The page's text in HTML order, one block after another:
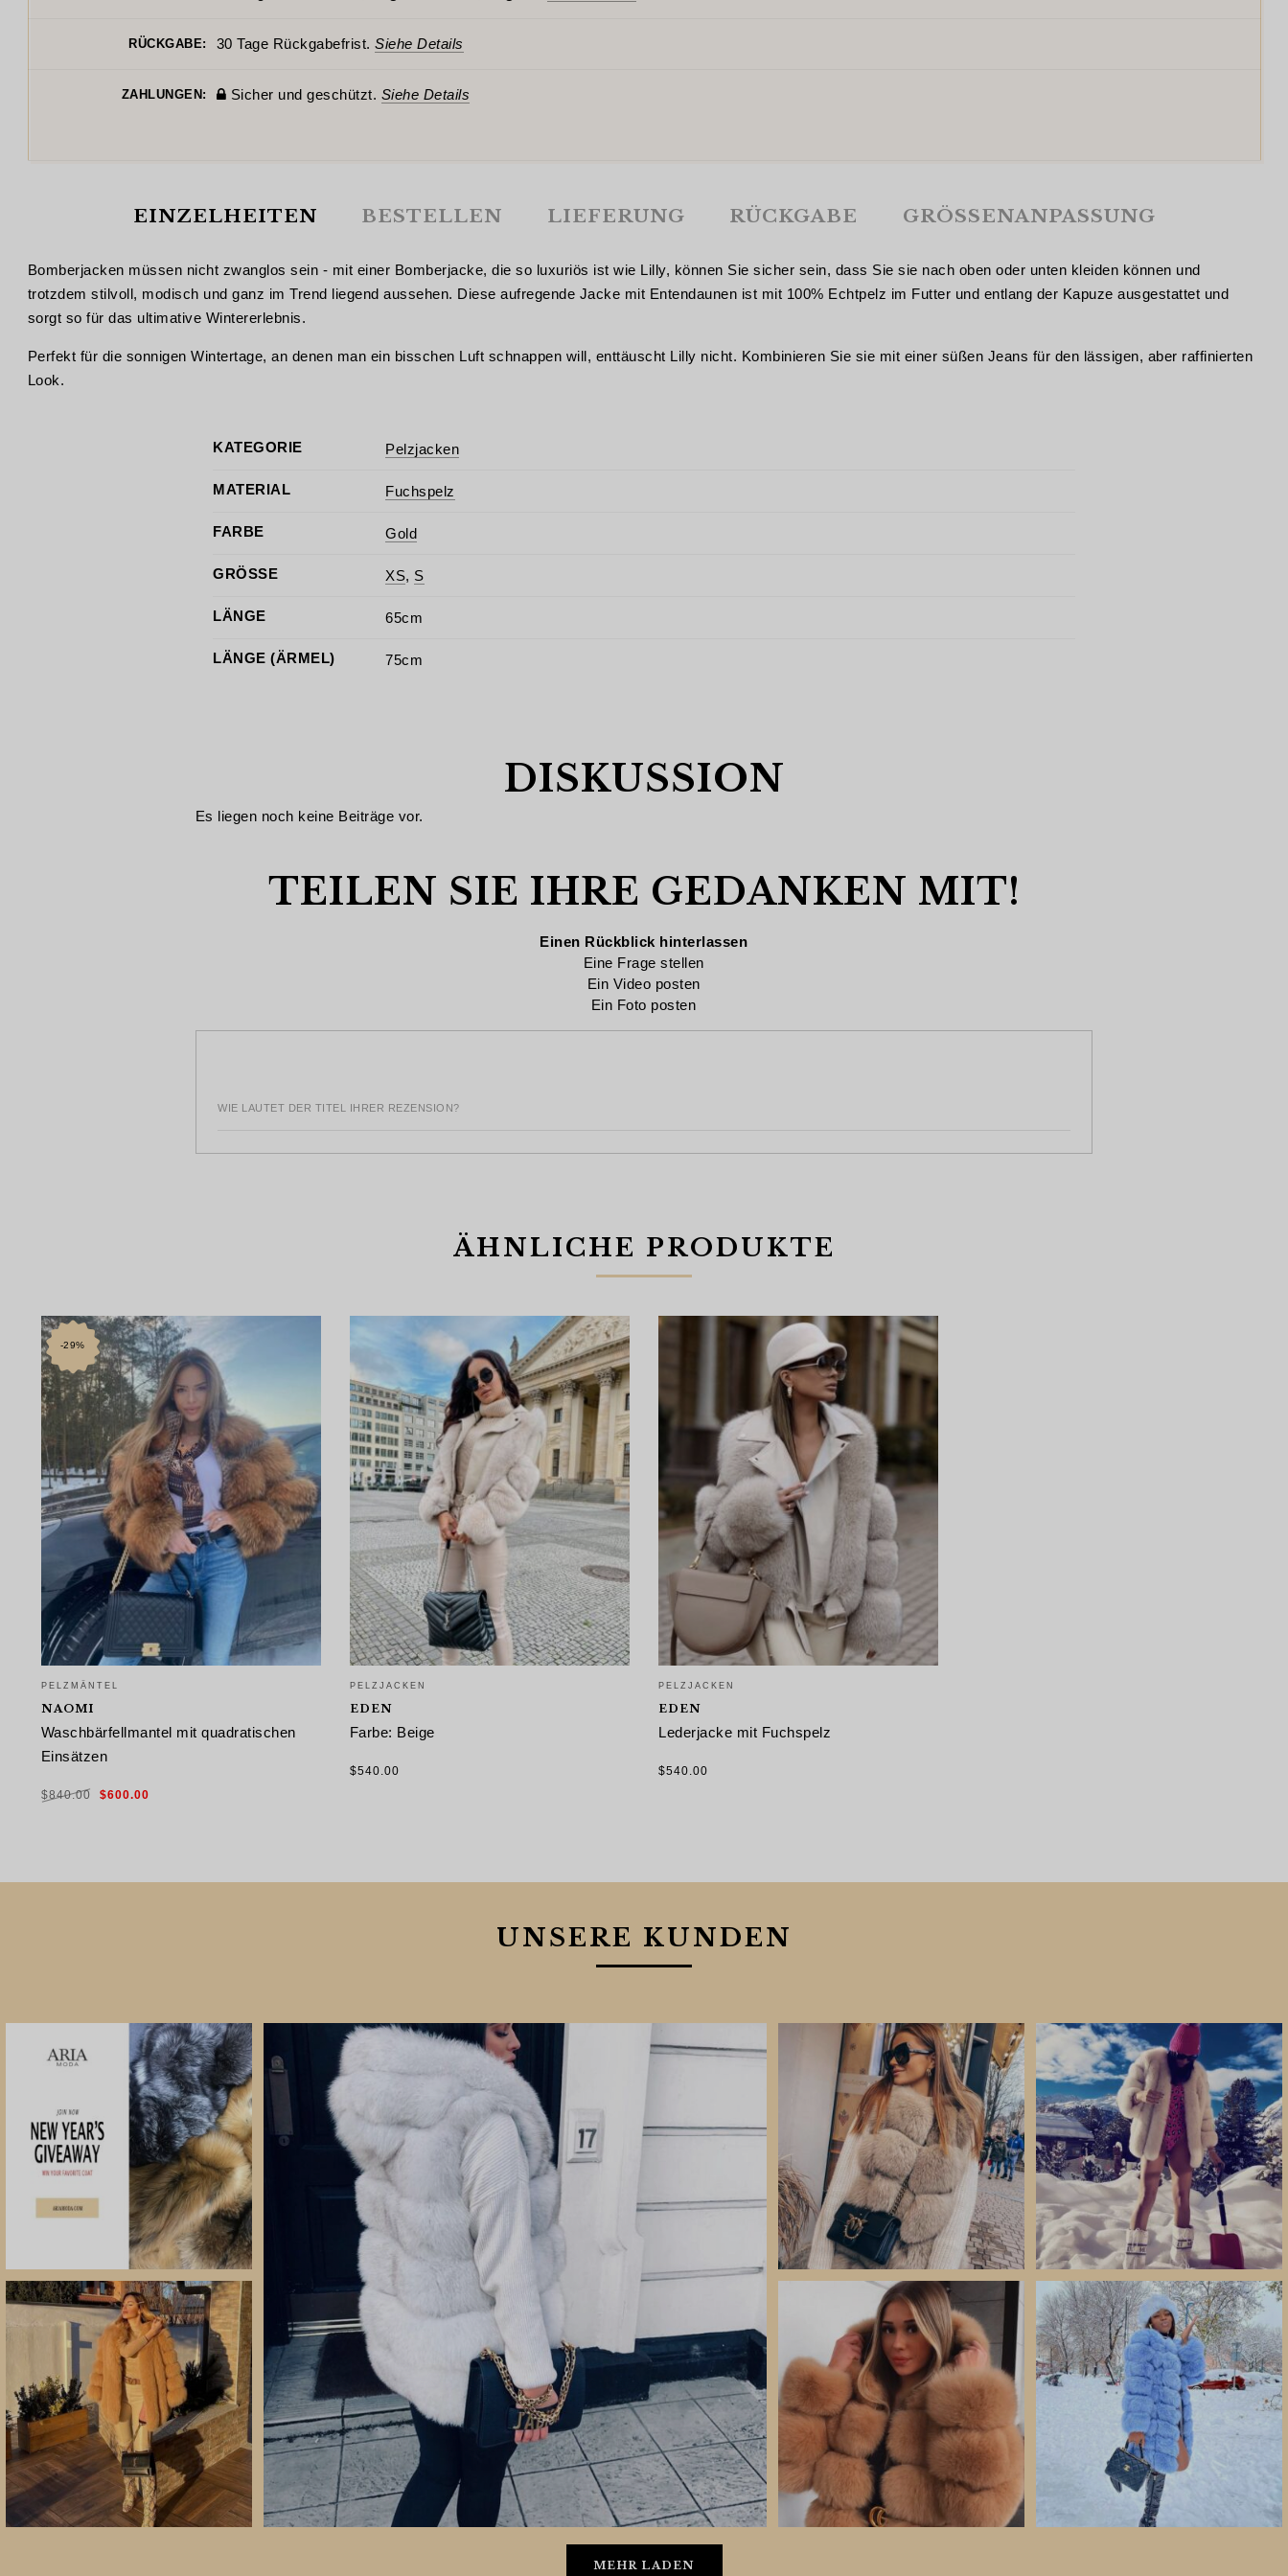
RÜCKGABE: 30 Tage Rückgabefrist. Siehe Details
ZAHLUNGEN: Sicher und geschützt. Siehe Details
EINZELHEITEN BESTELLEN LIEFERUNG RÜCKGABE GRÖSSENANPASSUNG
Bomberjacken müssen nicht zwanglos sein - mit einer Bomberjacke, die so luxuriös ist wie Lilly, können Sie sicher sein, dass Sie sie nach oben oder unten kleiden können und
trotzdem stilvoll, modisch und ganz im Trend liegend aussehen. Diese aufregende Jacke mit Entendaunen ist mit 100% Echtpelz im Futter und entlang der Kapuze ausgestattet und
sorgt so für das ultimative Wintererlebnis.
Perfekt für die sonnigen Wintertage, an denen man ein bisschen Luft schnappen will, enttäuscht Lilly nicht. Kombinieren Sie sie mit einer süßen Jeans für den lässigen, aber raffinierten
Look.
KATEGORIE Pelzjacken
MATERIAL Fuchspelz
FARBE Gold
GRÖSSE XS, S
LÄNGE 65cm
LÄNGE (ÄRMEL) 75cm
DISKUSSION
Es liegen noch keine Beiträge vor.
TEILEN SIE IHRE GEDANKEN MIT!
Einen Rückblick hinterlassen
Eine Frage stellen
Ein Video posten
Ein Foto posten
WIE LAUTET DER TITEL IHRER REZENSION?
ÄHNLICHE PRODUKTE
-29%
PELZMÄNTEL
NAOMI
Waschbärfellmantel mit quadratischen
Einsätzen
$840.00
Ursprünglicher
Preis
$600.00Preis
PELZJACKEN
EDEN
Farbe: Beige
$540.00
PELZJACKEN
EDEN
Lederjacke mit Fuchspelz
$540.00
UNSERE KUNDEN
MEHR LADEN